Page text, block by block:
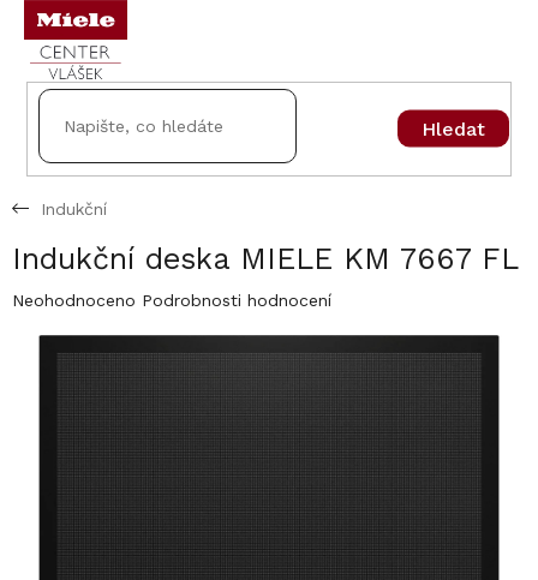
Přejít
obsah
Hledat
Indukční
Indukční deska MIELE KM 7667 FL
Průměrné
hvězdiček.
Neohodnoceno Podrobnosti hodnocení